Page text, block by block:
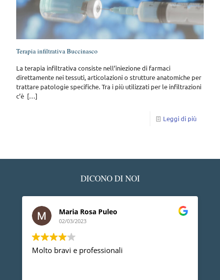
Terapia infiltrativa Buccinasco
La terapia infiltrativa consiste nell’iniezione di farmaci
direttamente nei tessuti, articolazioni o strutture anatomiche per
trattare patologie specifiche. Tra i più utilizzati per le infiltrazioni
c’è […]
Leggi di più
DICONO DI NOI
Maria Rosa Puleo
02/03/2023
Molto bravi e professionali